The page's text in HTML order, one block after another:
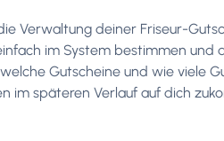
Verwaltung deiner Friseur-
im System bestimmen und
Gutscheine und wie viele
im späteren Verlauf auf dich